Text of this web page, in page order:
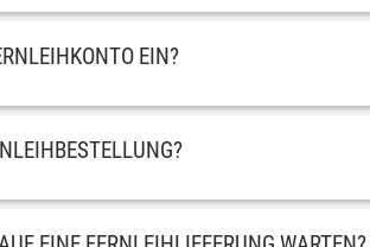
EIN?